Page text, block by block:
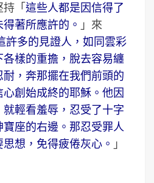
持「這些人都是因信得了
著所應許的。 」來
許多的見證人，如同雲彩
樣的重擔，脫去容易纏
，奔那擺在我們前頭的
創始成終的耶穌。他因
輕看羞辱，忍受了十字
座的右邊。那忍受罪人
想，免得疲倦灰心。 」